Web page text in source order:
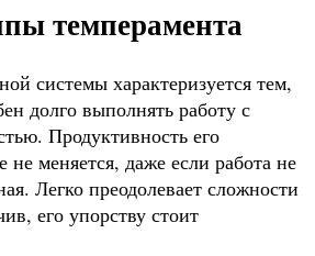
темперамента
системы характеризуется тем,
долго выполнять работу с
Продуктивность его
не меняется, даже если работа не
Легко преодолевает сложности
его упорству стоит